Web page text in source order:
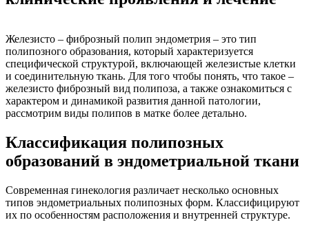
Железисто – фиброзный полип эндометрия – это тип
полипозного образования, который характеризуется
специфической структурой, включающей железистые клетки
и соединительную ткань. Для того чтобы понять, что такое –
железисто фиброзный вид полипоза, а также ознакомиться с
характером и динамикой развития данной патологии,
рассмотрим виды полипов в матке более детально.
Классификация полипозных
образований в эндометриальной ткани
Современная гинекология различает несколько основных
типов эндометриальных полипозных форм. Классифицируют
их по особенностям расположения и внутренней структуре.